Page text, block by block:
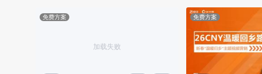
加载失败
免费方案 免费方案